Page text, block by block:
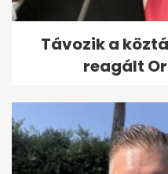
Távozik a
reagált